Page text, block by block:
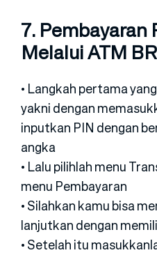
7. Pembayaran
Melalui ATM
• Langkah pertama
yakni dengan
inputkan PIN dengan
angka
• Lalu pilihlah menu
menu Pembayaran
• Silahkan kamu bisa
lanjutkan dengan
• Setelah itu